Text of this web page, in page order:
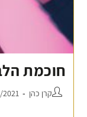
חוכמת
קרן כהן 2021